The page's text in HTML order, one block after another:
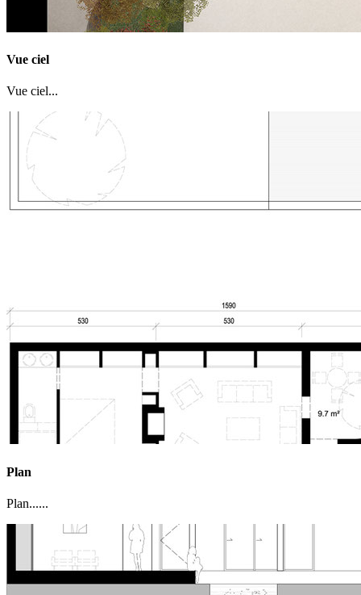
Vue ciel
Vue ciel...
Plan
Plan......